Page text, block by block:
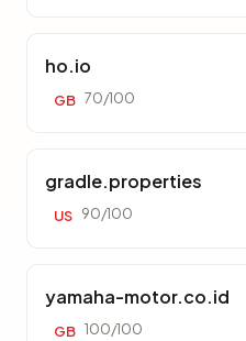
ho.io
GB 70/100
gradle.properties
US 90/100
yamaha-motor.co.id
GB 100/100